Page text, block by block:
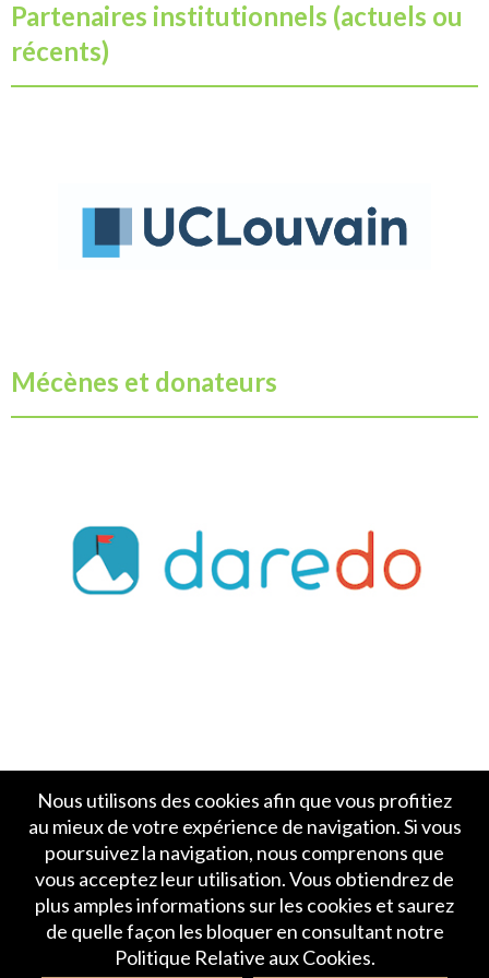
Partenaires institutionnels (actuels ou
récents)
Mécènes et donateurs
Accueil
Politique de Confidentialité
Crédits et mentions légales
Contact
Nous utilisons des cookies afin que vous profitiez
au mieux de votre expérience de navigation. Si vous
poursuivez la navigation, nous comprenons que
vous acceptez leur utilisation. Vous obtiendrez de
plus amples informations sur les cookies et saurez
de quelle façon les bloquer en consultant notre
Politique Relative aux Cookies.